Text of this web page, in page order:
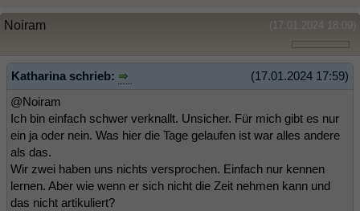
(17.01.2024 18:09)
Noiram
(17.01.2024 17:59)
Katharina schrieb:
@Noiram
Ich bin einfach schwer verknallt. Unsicher. Für mich gibt es nur
ein ja oder nein. Was hier die Tage gelaufen ist war alles andere
als das.
Wir zwei haben uns nichts versprochen. Einfach nur kennen
lernen. Aber wie wenn er sich nicht die Zeit nehmen kann und
das nicht artikuliert?